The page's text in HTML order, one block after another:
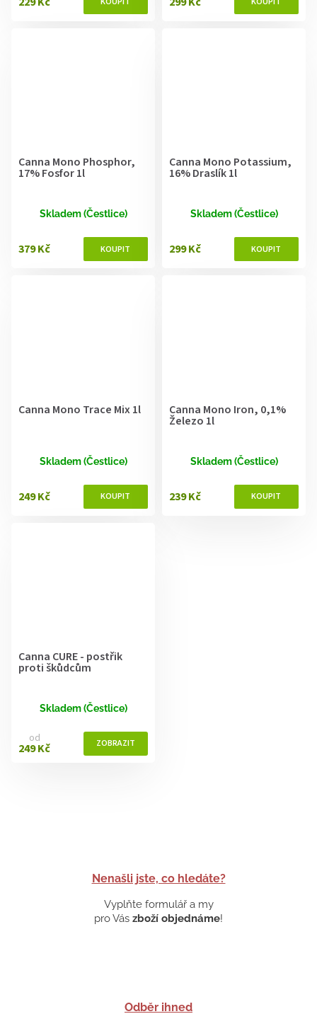
Nenašli jste, co hledáte?
Vyplňte formulář a my
pro Vás zboží objednáme!
Odběr ihned
Canna Mono Phosphor,
17% Fosfor 1l
Skladem (Čestlice)
379 Kč
Canna Mono Potassium,
16% Draslík 1l
Skladem (Čestlice)
299 Kč
Canna Mono Trace Mix 1l
Skladem (Čestlice)
249 Kč
Canna Mono Iron, 0,1%
Železo 1l
Skladem (Čestlice)
239 Kč
Canna CURE - postřik
proti škůdcům
Skladem (Čestlice)
od
249 Kč